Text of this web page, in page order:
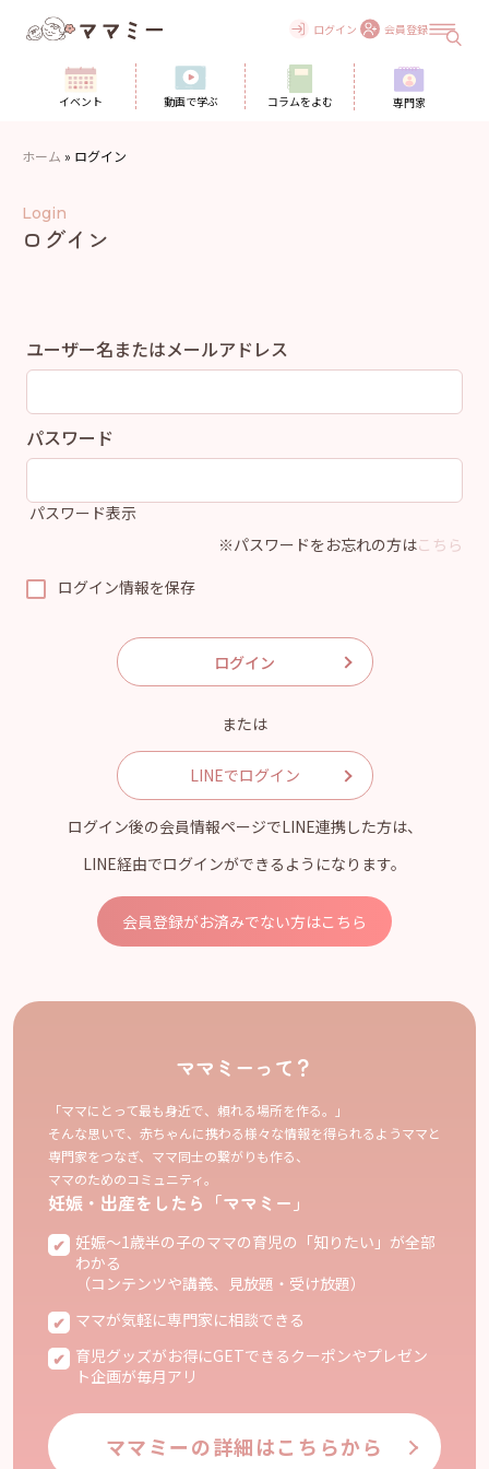
ログイン 会員登録
イベント 動画で学ぶ コラムをよむ 専門家
ホーム » ログイン
Login
ログイン
ユーザー名またはメールアドレス
パスワード
パスワード表示
※パスワードをお忘れの方はこちら
ログイン情報を保存
または
LINEでログイン
ログイン後の会員情報ページでLINE連携した方は、
LINE経由でログインができるようになります。
会員登録がお済みでない方はこちら
ママミーって？
「ママにとって最も身近で、頼れる場所を作る。」
そんな思いで、赤ちゃんに携わる様々な情報を得られるようママと
専門家をつなぎ、ママ同士の繋がりも作る、
ママのためのコミュニティ。
妊娠・出産をしたら「ママミー」
妊娠〜1歳半の子のママの育児の「知りたい」が全部
わかる
（コンテンツや講義、見放題・受け放題）
ママが気軽に専門家に相談できる
育児グッズがお得にGETできるクーポンやプレゼン
ト企画が毎月アリ
ママミーの詳細はこちらから